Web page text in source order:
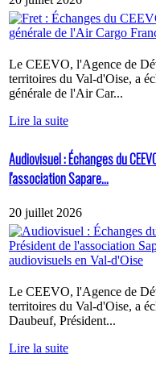
Le CEEVO, l'Agence de
territoires du Val-d'Oise, a
générale de l'Air Car...
Lire la suite
Audiovisuel : Échanges du
l'association Sapare...
20 juillet 2026
Le CEEVO, l'Agence de
territoires du Val-d'Oise, a
Daubeuf, Président...
Lire la suite